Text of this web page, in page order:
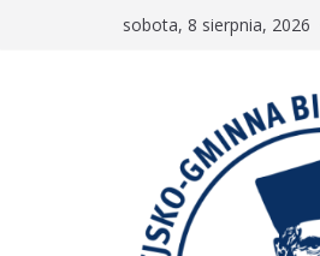
sobota, 8 sierpnia, 2026